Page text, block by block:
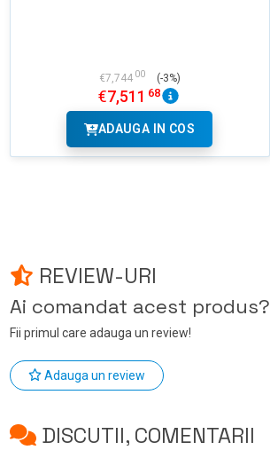
€7,744 00 (-3%)
€7,511 68
ADAUGA IN COS
REVIEW-URI
Ai comandat acest produs?
Fii primul care adauga un review!
Adauga un review
DISCUTII, COMENTARII